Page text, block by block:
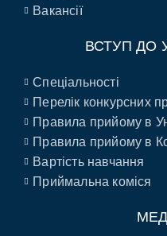
Вакансії
ВСТУП ДО
Спеціальності
Перелік конкурсних
Правила прийому в
Правила прийому в
Вартість навчання
Приймальна коміся